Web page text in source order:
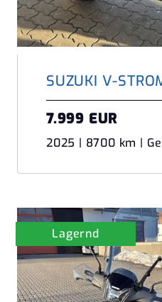
SUZUKI V-
7.999 EUR
2025 | 8700 km |
Lagernd